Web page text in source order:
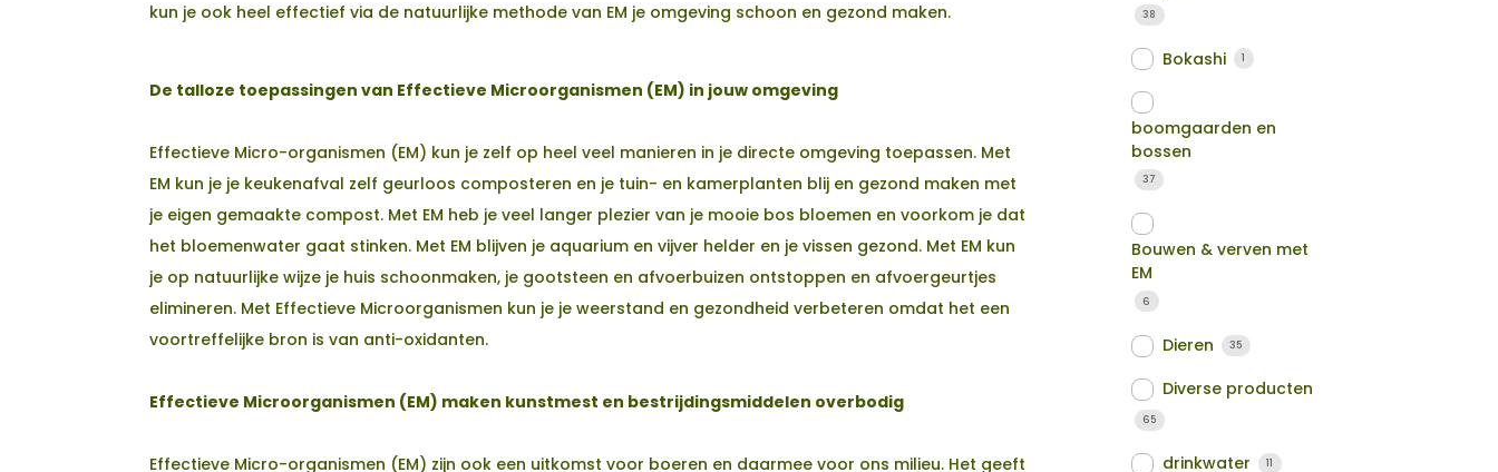
kun je ook heel effectief via de natuurlijke methode van EM je omgeving schoon en gezond maken.
De talloze toepassingen van Effectieve Microorganismen (EM) in jouw omgeving
Effectieve Micro-organismen (EM) kun je zelf op heel veel manieren in je directe omgeving toepassen. Met
EM kun je je keukenafval zelf geurloos composteren en je tuin- en kamerplanten blij en gezond maken met
je eigen gemaakte compost. Met EM heb je veel langer plezier van je mooie bos bloemen en voorkom je dat
het bloemenwater gaat stinken. Met EM blijven je aquarium en vijver helder en je vissen gezond. Met EM kun
je op natuurlijke wijze je huis schoonmaken, je gootsteen en afvoerbuizen ontstoppen en afvoergeurtjes
elimineren. Met Effectieve Microorganismen kun je je weerstand en gezondheid verbeteren omdat het een
voortreffelijke bron is van anti-oxidanten.
Effectieve Microorganismen (EM) maken kunstmest en bestrijdingsmiddelen overbodig
Effectieve Micro-organismen (EM) zijn ook een uitkomst voor boeren en daarmee voor ons milieu. Het geeft
38
Bokashi 1
boomgaarden en
bossen
37
Bouwen & verven met
EM
6
Dieren 35
Diverse producten
65
drinkwater 11